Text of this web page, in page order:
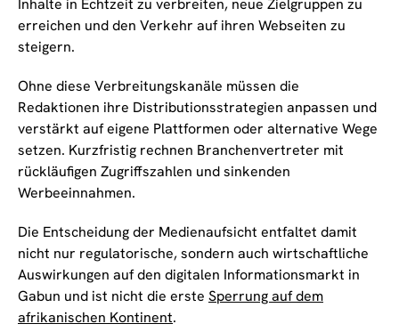
erreichen und den Verkehr auf ihren Webseiten zu
steigern.
Ohne diese Verbreitungskanäle müssen die
Redaktionen ihre Distributionsstrategien anpassen und
verstärkt auf eigene Plattformen oder alternative Wege
setzen. Kurzfristig rechnen Branchenvertreter mit
rückläufigen Zugriffszahlen und sinkenden
Werbeeinnahmen.
Die Entscheidung der Medienaufsicht entfaltet damit
nicht nur regulatorische, sondern auch wirtschaftliche
Auswirkungen auf den digitalen Informationsmarkt in
Gabun und ist nicht die erste Sperrung auf dem
afrikanischen Kontinent.